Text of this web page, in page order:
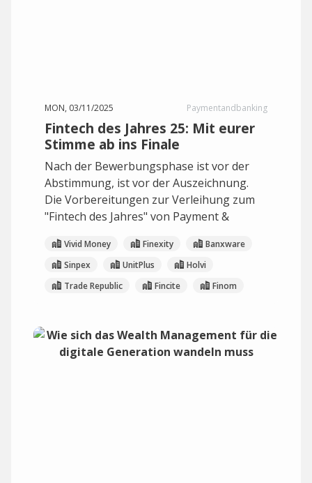
MON, 03/11/2025 Paymentandbanking
Fintech des Jahres 25: Mit eurer
Stimme ab ins Finale
Nach der Bewerbungsphase ist vor der
Abstimmung, ist vor der Auszeichnung.
Die Vorbereitungen zur Verleihung zum
"Fintech des Jahres" von Payment &
Vivid Money Finexity
Banxware
Sinpex
UnitPlus
Holvi
Trade Republic
Fincite Finom